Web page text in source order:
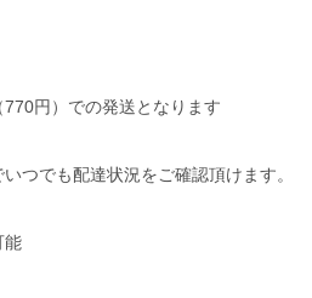
円）での発送となります
つでも配達状況をご確認頂けます。
能